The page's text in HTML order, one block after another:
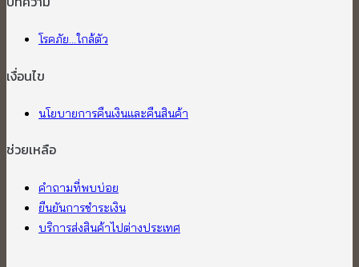
โรคภัย...ใกล้ตัว
เงื่อนไข
นโยบายการคืนเงินและคืนสินค้า
ช่วยเหลือ
คำถามที่พบบ่อย
ยืนยันการชำระเงิน
บริการส่งสินค้าไปต่างประเทศ